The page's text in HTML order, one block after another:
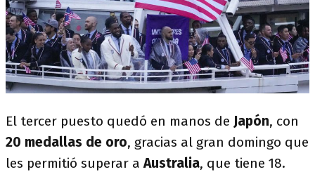
El tercer puesto quedó en manos de Japón, con
20 medallas de oro, gracias al gran domingo que
les permitió superar a Australia, que tiene 18.